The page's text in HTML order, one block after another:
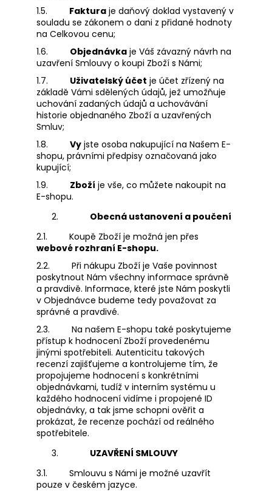
1.5.
Faktura je daňový doklad vystavený v
souladu se zákonem o dani z přidané hodnoty
na Celkovou cenu;
1.6.
Objednávka je Váš závazný návrh na
uzavření Smlouvy o koupi Zboží s Námi;
1.7.
Uživatelský účet je účet zřízený na
základě Vámi sdělených údajů, jež umožňuje
uchování zadaných údajů a uchovávání
historie objednaného Zboží a uzavřených
Smluv;
1.8.
Vy jste osoba nakupující na Našem E-
shopu, právními předpisy označovaná jako
kupující;
1.9.
Zboží je vše, co můžete nakoupit na
E-shopu.
Obecná ustanovení a poučení
2.1.
Koupě Zboží je možná jen přes
webové rozhraní E-shopu.
2.2.
Při nákupu Zboží je Vaše povinnost
poskytnout Nám všechny informace správně
a pravdivě. Informace, které jste Nám poskytli
v Objednávce budeme tedy považovat za
správné a pravdivé.
2.3.
Na našem E-shopu také poskytujeme
přístup k hodnocení Zboží provedenému
jinými spotřebiteli. Autenticitu takových
recenzí zajišťujeme a kontrolujeme tím, že
propojujeme hodnocení s konkrétními
objednávkami, tudíž v interním systému u
každého hodnocení vidíme i propojené ID
objednávky, a tak jsme schopni ověřit a
prokázat, že recenze pochází od reálného
spotřebitele.
UZAVŘENÍ SMLOUVY
3.1.
Smlouvu s Námi je možné uzavřít
pouze v českém jazyce.